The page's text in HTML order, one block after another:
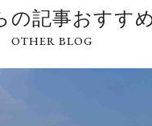
の記事おすす